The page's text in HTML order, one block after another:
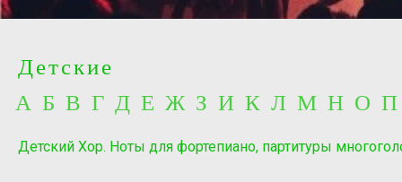
А Б В Г Д Е Ж З И К Л М Н О
Детские
Детский Хор. Ноты для фортепиано, партитуры